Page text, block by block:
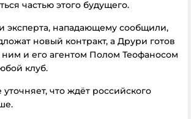
частью этого будущего.
эксперта, нападающему сообщили,
новый контракт, а Друри готов
ним и его агентом Полом Теофаносом
клуб.
что ждёт российского